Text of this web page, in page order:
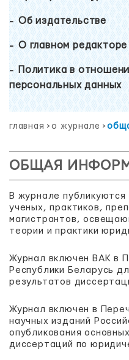
Об издательстве
О главном редакторе
Политика в
персональных данных
главная >о журнале >
ОБЩАЯ
В журнале
ученых, практиков,
магистрантов,
теории и практики
Журнал включен ВАК в
Республики Беларусь
результатов
Журнал включен в
научных изданий
опубликования
диссертаций по